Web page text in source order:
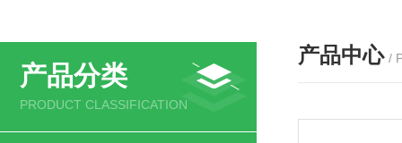
产品分类
PRODUCT CLASSIFICATION
产品中心 /